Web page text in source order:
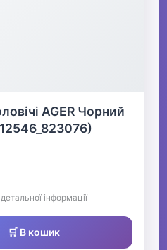
AGER Чорний
інформації
🛒 В кошик